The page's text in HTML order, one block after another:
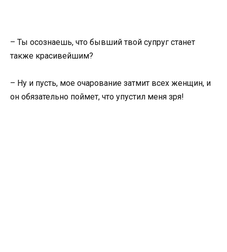
– Ты осознаешь, что бывший твой супруг станет
также красивейшим?
– Ну и пусть, мое очарование затмит всех женщин, и
он обязательно поймет, что упустил меня зря!